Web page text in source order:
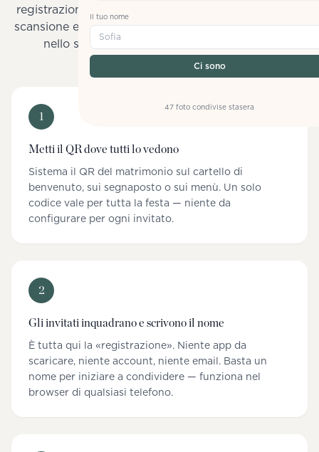
Il tuo nome
Sofia
Ci sono
47 foto condivise stasera
registrazione, niente link di invito a WhatsApp. Una
scansione e i tuoi invitati stanno già partecipando —
nello stesso istante in cui scattano la foto.
1
Metti il QR dove tutti lo vedono
Sistema il QR del matrimonio sul cartello di
benvenuto, sui segnaposto o sui menù. Un solo
codice vale per tutta la festa — niente da
configurare per ogni invitato.
2
Gli invitati inquadrano e scrivono il nome
È tutta qui la «registrazione». Niente app da
scaricare, niente account, niente email. Basta un
nome per iniziare a condividere — funziona nel
browser di qualsiasi telefono.